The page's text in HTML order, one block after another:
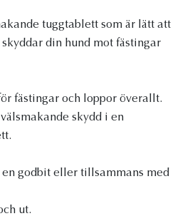
tuggtablett som är lätt att
din hund mot fästingar
fästingar och loppor överallt.
skydd i en
en godbit eller tillsammans med
ut.